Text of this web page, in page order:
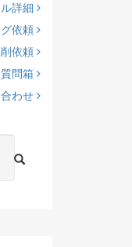
詳細
依頼
依頼
問箱
わせ